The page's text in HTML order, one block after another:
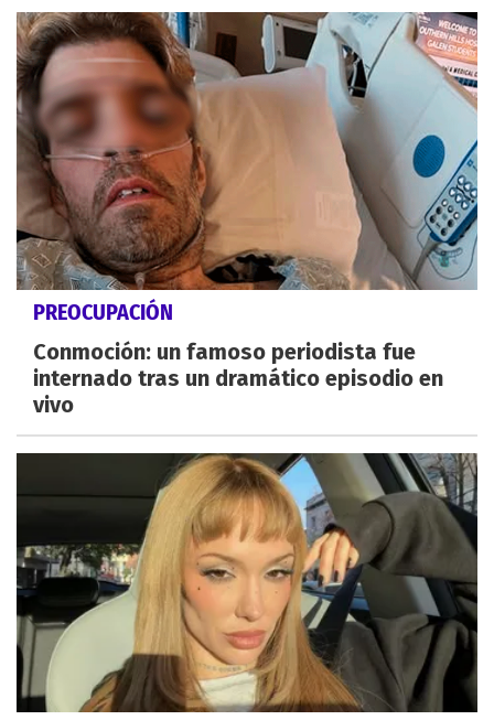
PREOCUPACIÓN
Conmoción: un famoso periodista fue
internado tras un dramático episodio en
vivo